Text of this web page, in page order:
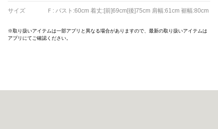
サイズ Ｆ: バスト:60cm 着丈:[前]69cm[後]75cm 肩幅:61cm 裾幅:80cm
※取り扱いアイテムは一部アプリと異なる場合がありますので、最新の取り扱いアイテムは
アプリにてご確認ください。